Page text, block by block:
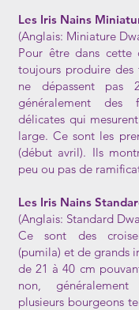
Les Iris Nains
(Anglais: Miniature
Pour être dans cette
toujours produire des
ne dépassent pas
généralement des
délicates qui
large. Ce sont les
(début avril). Ils
peu ou pas de
Les Iris Nains
(Anglais: Standard
Ce sont des
(pumila) et de grands
de 21 à 40 cm
non,
plusieurs bourgeons